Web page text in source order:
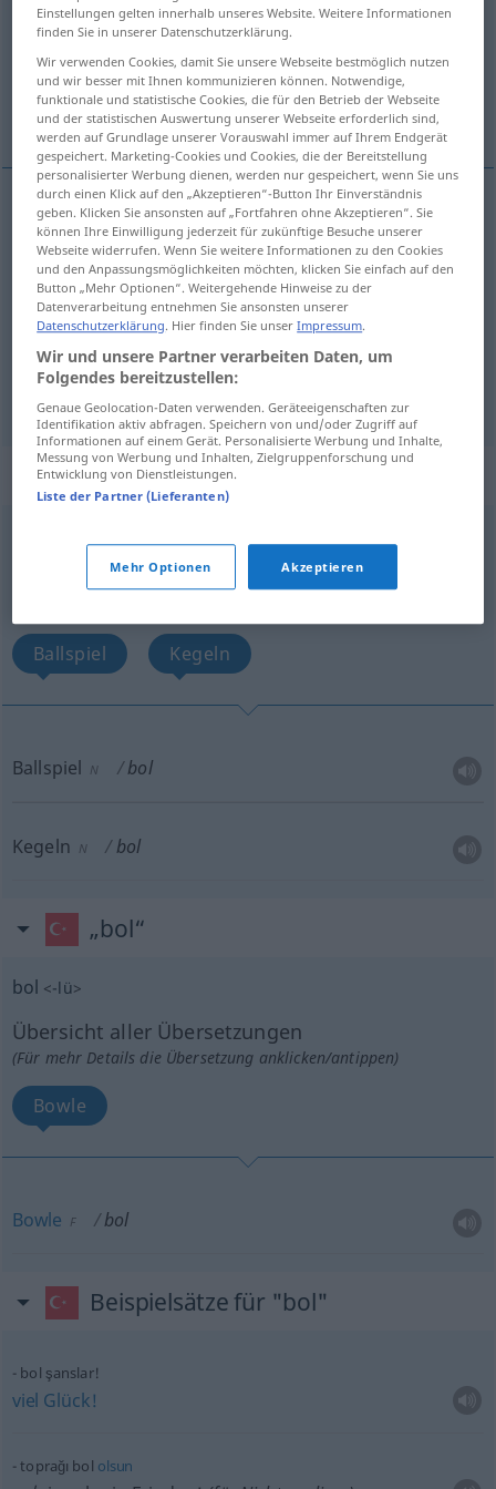
Übersicht aller Übersetzungen
(Für mehr Details die Übersetzung anklicken/antippen)
weit, weit reichlich
weit bol
(zu)weit Schuh, Kleid bol
reichlich bol
„bol“
Übersicht aller Übersetzungen
Ballspiel Kegeln
Ballspiel N bol
Kegeln N bol
„bol“
bol <-lü>
Übersicht aller Übersetzungen
(Für mehr Details die Übersetzung anklicken/antippen)
Bowle
Bowle F bol
Beispielsätze für "bol"
bol şanslar!
viel Glück!
toprağı bol olsun
Einstellungen gelten innerhalb unseres Website. Weitere Informationen
finden Sie in unserer Datenschutzerklärung.
Wir verwenden Cookies, damit Sie unsere Webseite bestmöglich nutzen
und wir besser mit Ihnen kommunizieren können. Notwendige,
funktionale und statistische Cookies, die für den Betrieb der Webseite
und der statistischen Auswertung unserer Webseite erforderlich sind,
werden auf Grundlage unserer Vorauswahl immer auf Ihrem Endgerät
gespeichert. Marketing-Cookies und Cookies, die der Bereitstellung
personalisierter Werbung dienen, werden nur gespeichert, wenn Sie uns
durch einen Klick auf den „Akzeptieren“-Button Ihr Einverständnis
geben. Klicken Sie ansonsten auf „Fortfahren ohne Akzeptieren“. Sie
können Ihre Einwilligung jederzeit für zukünftige Besuche unserer
Webseite widerrufen. Wenn Sie weitere Informationen zu den Cookies
und den Anpassungsmöglichkeiten möchten, klicken Sie einfach auf den
Button „Mehr Optionen“. Weitergehende Hinweise zu der
Datenverarbeitung entnehmen Sie ansonsten unserer
Datenschutzerklärung. Hier finden Sie unserImpressum.
Wir und unsere Partner verarbeiten Daten, um
Folgendes bereitzustellen:
Genaue Geolocation-Daten verwenden. Geräteeigenschaften zur
Identifikation aktiv abfragen. Speichern von und/oder Zugriff auf
Informationen auf einem Gerät. Personalisierte Werbung und Inhalte,
Messung von Werbung und Inhalten, Zielgruppenforschung und
Entwicklung von Dienstleistungen.
Liste der Partner (Lieferanten)
Mehr Optionen Akzeptieren